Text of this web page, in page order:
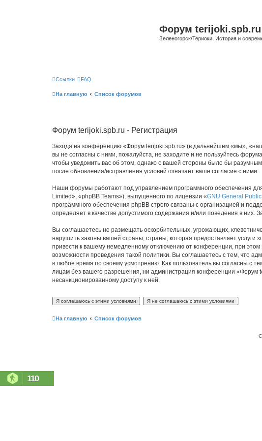
Форум terijoki.spb.ru
Зеленогорск/Териоки. История и
Ссылки FAQ
На главную Список форумов
Форум terijoki.spb.ru - Регистрация
Заходя на конференцию «Форум terijoki.spb.ru» (в дальнейшем «мы»,
вы не согласны с ними, пожалуйста, не заходите и не пользуйтесь
чтобы уведомить вас об этом, однако с вашей стороны было бы
после обновления/исправления условий означает ваше согласие с ними.
Наши форумы работают под управлением программного обеспечения
Limited», «phpBB Teams»), выпущенного по лицензии «GNU General
программного обеспечения phpBB строго связаны с организацией и
определяет в качестве допустимого содержания и/или поведения в
Вы соглашаетесь не размещать оскорбительных, угрожающих,
нарушить законы вашей страны, страны, которая предоставляет
привести к вашему немедленному отключению от конференции, при
возможности проведения такой политики. Вы соглашаетесь с тем, что
в любое время по своему усмотрению. Как пользователь вы согласны с
лицам без вашего разрешения, ни администрация конференции «Форум
несанкционированному доступу к ней.
На главную Список форумов
110